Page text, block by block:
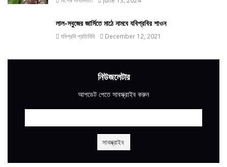
লাল-সবুজের জার্সিতে মাঠে নামবে যবিপ্রবির শাওন
যবিপ্রবি প্রতিনিধি December 12, 2021
নিউজলেটার
আপডেট পেতে সাবস্ক্রাইব করুন